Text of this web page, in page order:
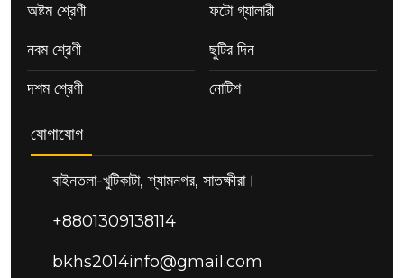
অষ্টম শ্রেণী
নবম শ্রেণী
দশম শ্রেণী
ফটো গ্যালারী
ছুটির দিন
নোটিশ
যোগাযোগ
বাইনতলা-খুটিকাটা, শ্যামনগর, সাতক্ষীরা।
+8801309138114
bkhs2014info@gmail.com